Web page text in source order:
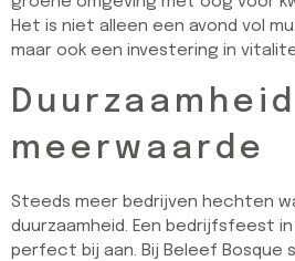
Het is niet alleen een avond vol
maar ook een investering in
meerwaarde
Steeds meer bedrijven hechten
duurzaamheid. Een bedrijfsfeest
perfect bij aan. Bij Beleef Bosque